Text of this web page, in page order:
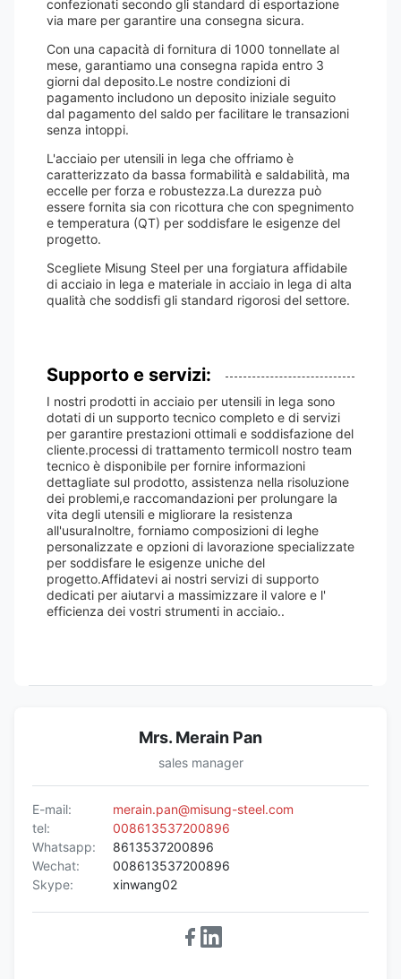
confezionati secondo gli standard di esportazione
via mare per garantire una consegna sicura.
Con una capacità di fornitura di 1000 tonnellate al
mese, garantiamo una consegna rapida entro 3
giorni dal deposito.Le nostre condizioni di
pagamento includono un deposito iniziale seguito
dal pagamento del saldo per facilitare le transazioni
senza intoppi.
L'acciaio per utensili in lega che offriamo è
caratterizzato da bassa formabilità e saldabilità, ma
eccelle per forza e robustezza.La durezza può
essere fornita sia con ricottura che con spegnimento
e temperatura (QT) per soddisfare le esigenze del
progetto.
Scegliete Misung Steel per una forgiatura affidabile
di acciaio in lega e materiale in acciaio in lega di alta
qualità che soddisfi gli standard rigorosi del settore.
Supporto e servizi:
I nostri prodotti in acciaio per utensili in lega sono
dotati di un supporto tecnico completo e di servizi
per garantire prestazioni ottimali e soddisfazione del
cliente.processi di trattamento termicoIl nostro team
tecnico è disponibile per fornire informazioni
dettagliate sul prodotto, assistenza nella risoluzione
dei problemi,e raccomandazioni per prolungare la
vita degli utensili e migliorare la resistenza
all'usuraInoltre, forniamo composizioni di leghe
personalizzate e opzioni di lavorazione specializzate
per soddisfare le esigenze uniche del
progetto.Affidatevi ai nostri servizi di supporto
dedicati per aiutarvi a massimizzare il valore e l'
efficienza dei vostri strumenti in acciaio..
Mrs. Merain Pan
sales manager
E-mail:
merain.pan@misung-steel.com
tel:
008613537200896
Whatsapp:
8613537200896
Wechat:
008613537200896
Skype:
xinwang02